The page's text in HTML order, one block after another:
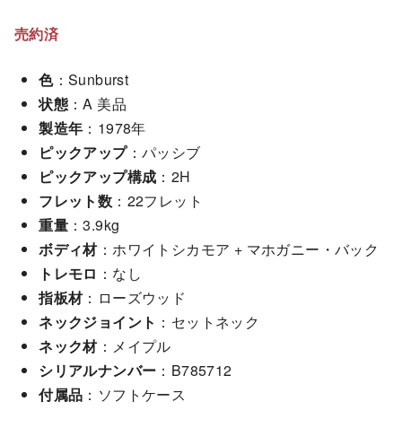
売約済
色：Sunburst
状態 ：A 美品
製造年 ：1978年
ピックアップ：パッシブ
ピックアップ構成 ：2H
フレット数 ：22フレット
重量 ：3.9kg
ボディ材：ホワイトシカモア + マホガニー・バック
トレモロ ：なし
指板材：ローズウッド
ネックジョイント ：セットネック
ネック材：メイプル
シリアルナンバー ：B785712
付属品 ：ソフトケース